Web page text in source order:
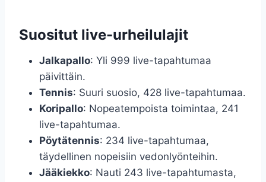
Suositut live-urheilulajit
Jalkapallo: Yli 999 live-tapahtumaa
päivittäin.
Tennis: Suuri suosio, 428 live-tapahtumaa.
Koripallo: Nopeatempoista toimintaa, 241
live-tapahtumaa.
Pöytätennis: 234 live-tapahtumaa,
täydellinen nopeisiin vedonlyönteihin.
Jääkiekko: Nauti 243 live-tapahtumasta,